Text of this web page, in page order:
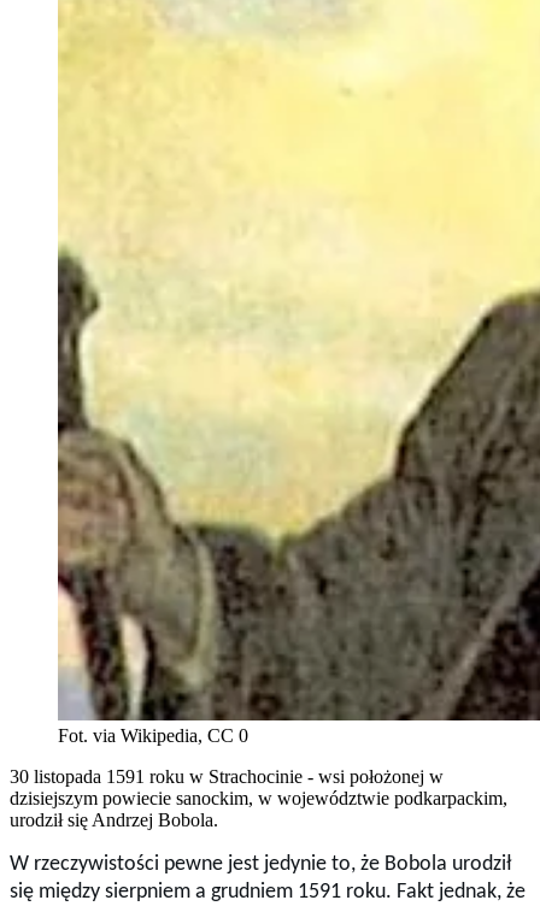
Fot. via Wikipedia, CC 0
30 listopada 1591 roku w Strachocinie - wsi położonej w
dzisiejszym powiecie sanockim, w województwie podkarpackim,
urodził się Andrzej Bobola.
W rzeczywistości pewne jest jedynie to, że Bobola urodził
się między sierpniem a grudniem 1591 roku. Fakt jednak, że